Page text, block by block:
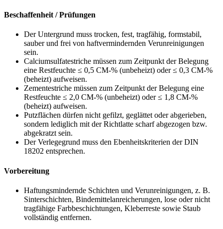
Beschaffenheit / Prüfungen
Der Untergrund muss trocken, fest, tragfähig, formstabil,
sauber und frei von haftvermindernden Verunreinigungen
sein.
Calciumsulfatestriche müssen zum Zeitpunkt der Belegung
eine Restfeuchte ≤ 0,5 CM-% (unbeheizt) oder ≤ 0,3 CM-%
(beheizt) aufweisen.
Zementestriche müssen zum Zeitpunkt der Belegung eine
Restfeuchte ≤ 2,0 CM-% (unbeheizt) oder ≤ 1,8 CM-%
(beheizt) aufweisen.
Putzflächen dürfen nicht gefilzt, geglättet oder abgerieben,
sondern lediglich mit der Richtlatte scharf abgezogen bzw.
abgekratzt sein.
Der Verlegegrund muss den Ebenheitskriterien der DIN
18202 entsprechen.
Vorbereitung
Haftungsmindernde Schichten und Verunreinigungen, z. B.
Sinterschichten, Bindemittelanreicherungen, lose oder nicht
tragfähige Farbbeschichtungen, Kleberreste sowie Staub
vollständig entfernen.